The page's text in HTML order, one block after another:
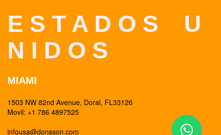
E S T A D O S U
N I D O S
MIAMI
1503 NW 82nd Avenue, Doral, FL33126
Movil: +1 786 4897525
infousa@donsson.com